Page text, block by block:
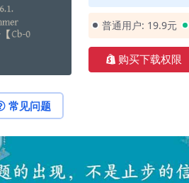
普通用户: 19.9元
购买下载权限
常见问题